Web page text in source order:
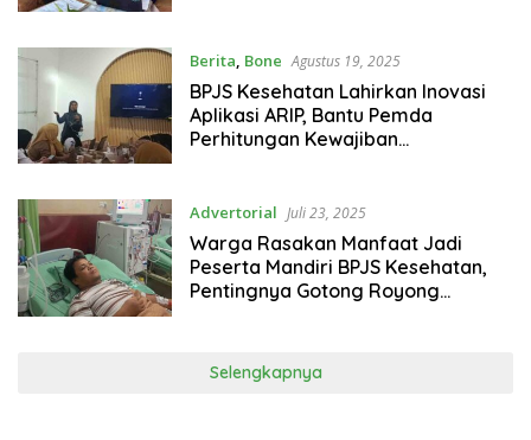
Berita, Bone Agustus 19, 2025
BPJS Kesehatan Lahirkan Inovasi
Aplikasi ARIP, Bantu Pemda
Perhitungan Kewajiban
Advertorial Juli 23, 2025
Warga Rasakan Manfaat Jadi
Peserta Mandiri BPJS Kesehatan,
Pentingnya Gotong Royong
Selengkapnya